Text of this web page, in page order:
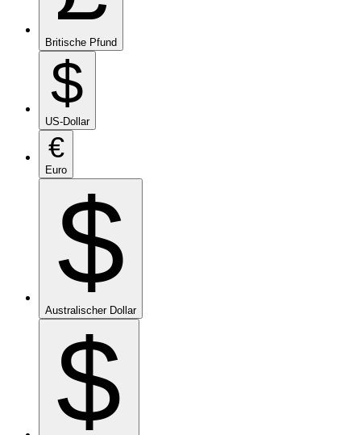
Britische Pfund
$
US-Dollar
€
Euro
$
Australischer Dollar
$